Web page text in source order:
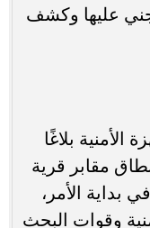
عليها وكشف
الأمنية بلاغًا
مقابر قرية
بداية الأمر،
وقوات البحث